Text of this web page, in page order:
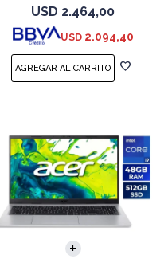
Rtx5070
USD 2.464,00
USD 2.094,40
COMPARAR